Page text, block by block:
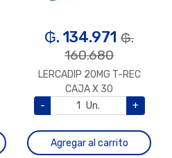
₲. 134.971 ₲.
160.680
LERCADIP 20MG T-REC
CAJA X 30
-
Un. +
Agregar al carrito